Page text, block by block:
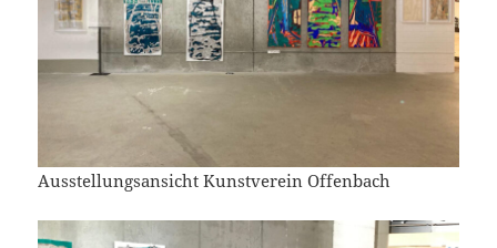
Ausstellungsansicht Kunstverein Offenbach